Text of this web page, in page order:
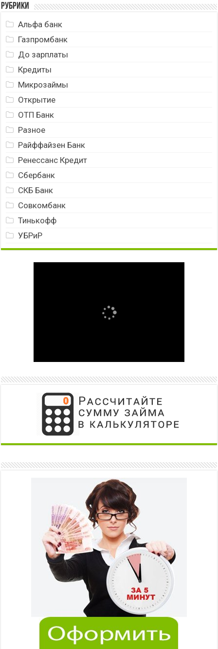
Рубрики
Альфа банк
Газпромбанк
До зарплаты
Кредиты
Микрозаймы
Открытие
ОТП Банк
Разное
Райффайзен Банк
Ренессанс Кредит
Сбербанк
СКБ Банк
Совкомбанк
Тинькофф
УБРиР